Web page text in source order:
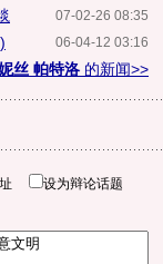
07-02-26 08:35
06-04-12 03:16
丝 帕特洛 的新闻>>
址 设为辩论话题